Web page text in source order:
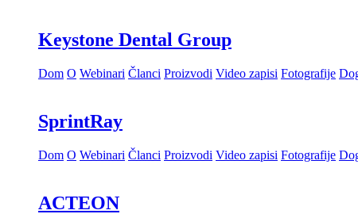
Keystone Dental Group
Dom O Webinari Članci Proizvodi Video zapisi Fotografije
SprintRay
Dom O Webinari Članci Proizvodi Video zapisi Fotografije
ACTEON